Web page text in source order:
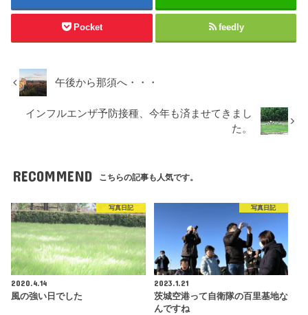
Pocket feedly
午後から那須へ・・・
インフルエンザ予防接種、今年も済ませてきまし
た。
RECOMMEND こちらの記事も人気です。
写真日記
2020.4.14
風の強い日でした
写真日記
2023.1.21
茨城空港って自衛隊の百里基地な
んですね